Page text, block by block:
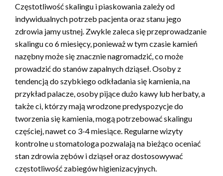
Częstotliwość skalingu i piaskowania zależy od
indywidualnych potrzeb pacjenta oraz stanu jego
zdrowia jamy ustnej. Zwykle zaleca się przeprowadzanie
skalingu co 6 miesięcy, ponieważ w tym czasie kamień
nazębny może się znacznie nagromadzić, co może
prowadzić do stanów zapalnych dziąseł. Osoby z
tendencją do szybkiego odkładania się kamienia, na
przykład palacze, osoby pijące dużo kawy lub herbaty, a
także ci, którzy mają wrodzone predyspozycje do
tworzenia się kamienia, mogą potrzebować skalingu
częściej, nawet co 3-4 miesiące. Regularne wizyty
kontrolne u stomatologa pozwalają na bieżąco oceniać
stan zdrowia zębów i dziąseł oraz dostosowywać
częstotliwość zabiegów higienizacyjnych.